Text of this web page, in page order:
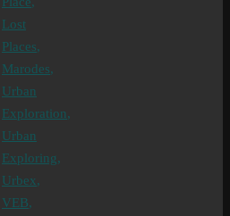
Lost
Places,
Marodes,
Urban
Exploration,
Urban
Exploring,
Urbex,
VEB,